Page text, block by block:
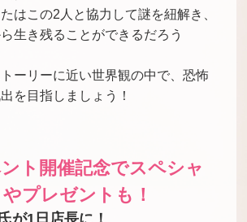
はこの2人と協力して謎を紐解き、
生き残ることができるだろう
ーリーに近い世界観の中で、恐怖
を目指しましょう！
ト開催記念でスペシャ
プレゼントも！
が1日店長に！